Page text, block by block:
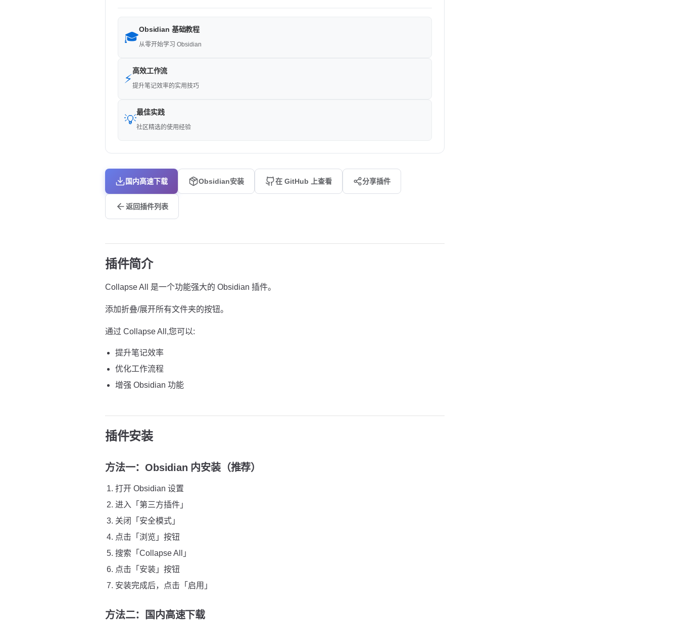
🎓
Obsidian 基础教程
从零开始学习 Obsidian
⚡
高效工作流
提升笔记效率的实用技巧
💡
最佳实践
社区精选的使用经验
国内高速下载 Obsidian安装 在 GitHub 上查看 分享插件
返回插件列表
插件简介
Collapse All 是一个功能强大的 Obsidian 插件。
添加折叠/展开所有文件夹的按钮。
通过 Collapse All,您可以:
提升笔记效率
优化工作流程
增强 Obsidian 功能
插件安装
方法一：Obsidian 内安装（推荐）
打开 Obsidian 设置
进入「第三方插件」
关闭「安全模式」
点击「浏览」按钮
搜索「Collapse All」
点击「安装」按钮
安装完成后，点击「启用」
方法二：国内高速下载